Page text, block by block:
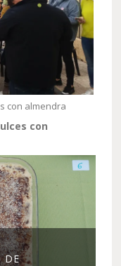
con almendra
con
DE